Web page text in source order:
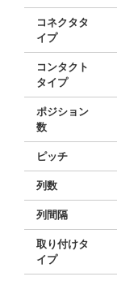
コネクタタ
イプ
コンタクト
タイプ
ポジション
数
ピッチ
列数
列間隔
取り付けタ
イプ